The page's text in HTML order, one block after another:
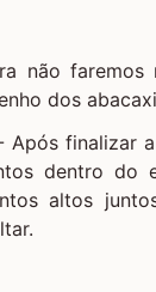
não faremos
dos
Após finalizar
dentro do
altos